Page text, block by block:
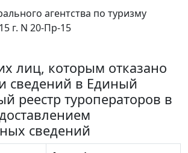
агентства по туризму
г. N 20-Пр-15
лиц, которым отказано
сведений в Единый
реестр туроператоров в
сведений